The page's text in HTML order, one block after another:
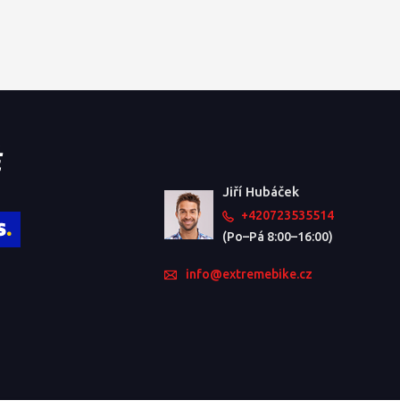
Jiří Hubáček
+420723535514
(Po–Pá 8:00–16:00)
info@extremebike.cz